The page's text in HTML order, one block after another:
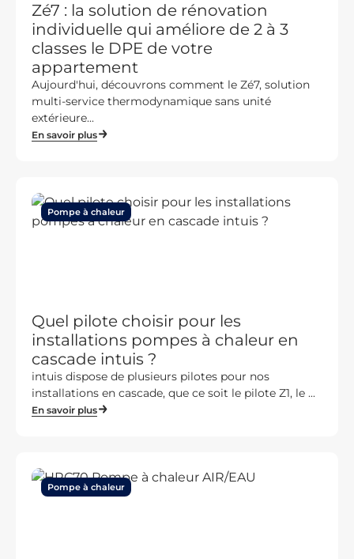
Zé7 : la solution de rénovation
individuelle qui améliore de 2 à 3
classes le DPE de votre
appartement
Aujourd'hui, découvrons comment le Zé7, solution
multi-service thermodynamique sans unité
extérieure...
En savoir plus
Pompe à chaleur
Quel pilote choisir pour les
installations pompes à chaleur en
cascade intuis ?
intuis dispose de plusieurs pilotes pour nos
installations en cascade, que ce soit le pilote Z1, le ...
En savoir plus
Pompe à chaleur